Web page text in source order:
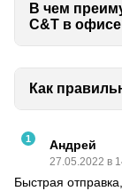
В чем
C&T в
Как
1 Андрей
27.05.2022 в
Быстрая